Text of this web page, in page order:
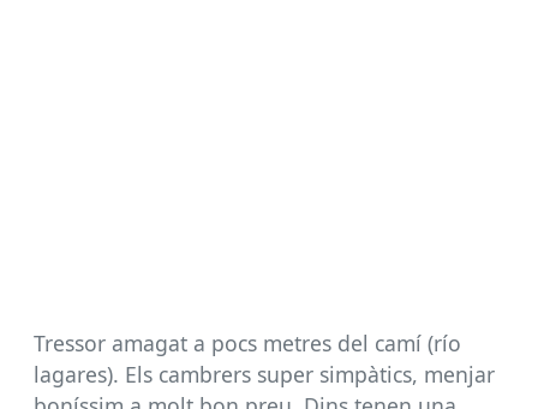
Tressor amagat a pocs metres del camí (río
lagares). Els cambrers super simpàtics, menjar